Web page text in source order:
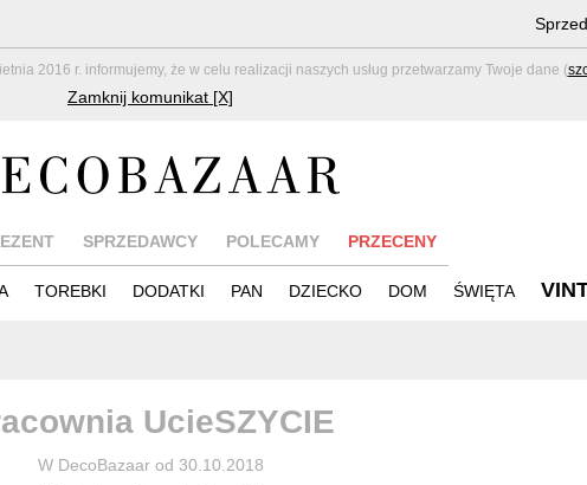
2016 r. informujemy, że w celu realizacji naszych usług przetwarzamy Twoje dane (
Zamknij komunikat [X]
SPRZEDAWCY POLECAMY PRZECENY
TOREBKI DODATKI PAN DZIECKO DOM ŚWIĘTA
UcieSZYCIE
W DecoBazaar od 30.10.2018